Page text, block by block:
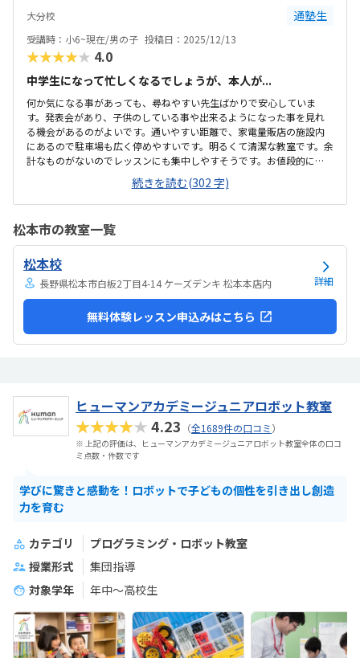
大分校 通塾生
受講時：小6~現在/男の子 投稿日：2025/12/13
★★★★★ 4.0
中学生になって忙しくなるでしょうが、本人が...
何か気になる事があっても、尋ねやすい先生ばかりで安心していま
す。発表会があり、子供のしている事や出来るようになった事を見れ
る機会があるのがよいです。通いやすい距離で、家電量販店の施設内
にあるので駐車場も広く停めやすいです。明るくて清潔な教室です。余
計なものがないのでレッスンにも集中しやすそうです。お値段的に
は、リーズナブルとは思いませんが子供が楽しく通っています。子供
本人が習いたい事だったので、毎回楽しくて新鮮で色々な事を習って
やってみたいようです。気になる点は特にないので、悪いと思ったと
教えて頂いて吸収して学んでいってもらいたいです。
続きを読む(302 字)
松本市の教室一覧
松本校
長野県松本市白板2丁目4-14 ケーズデンキ 松本本店内 詳細
無料体験レッスン申込みはこちら
ヒューマンアカデミージュニアロボット教室
★★★★★4.23 （全1689件の口コミ）
※ 上記の評価は、ヒューマンアカデミージュニアロボット教室全体の口コ
ミ点数・件数です
学びに驚きと感動を！ロボットで子どもの個性を引き出し創造
力を育む
カテゴリ
プログラミング・ロボット教室
授業形式
集団指導
対象学年
年中～高校生